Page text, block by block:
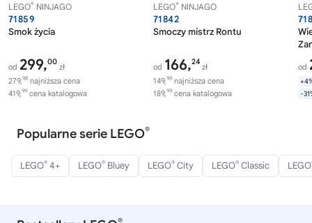
LEGO® NINJAGO
71859
Smok życia
od 299,00
zł
279,98 najniższa cena
419,99 cena katalogowa
LEGO® NINJAGO
71842
Smoczy mistrz Rontu
od 166,24
zł
149,99 najniższa cena
189,99 cena katalogowa
od
-
Popularne serie LEGO®
LEGO® 4+ LEGO® Bluey LEGO® City LEGO® Classic LEGO